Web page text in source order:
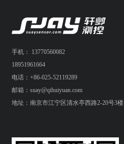
手机： 13770560082
18951961664
电话：+86-025-52119289
邮箱：suay@qihuiyuan.com
地址：南京市江宁区清水亭西路2-20号3楼